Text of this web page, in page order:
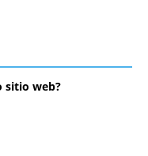
sitio web?